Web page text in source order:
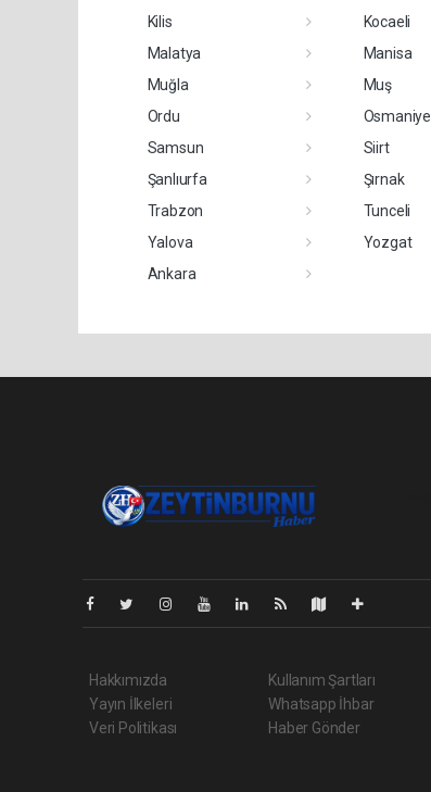
Kilis
Kocaeli
Malatya
Manisa
Muğla
Muş
Ordu
Osmaniye
Samsun
Siirt
Şanlıurfa
Şırnak
Trabzon
Tunceli
Yalova
Yozgat
Ankara
Hakkımızda
Yayın İlkeleri
Veri Politikası
Kullanım Şartları
Whatsapp İhbar
Haber Gönder